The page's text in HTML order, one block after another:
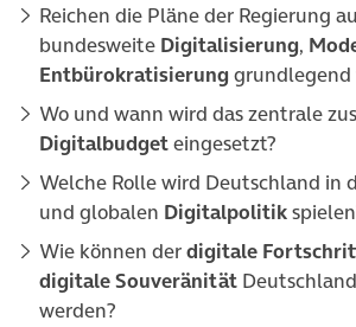
Reichen die Pläne der Regierung
bundesweite Digitalisierung,
Entbürokratisierung grundlegend
Wo und wann wird das zentrale
Digitalbudgeteingesetzt?
Welche Rolle wird Deutschland in
und globalen Digitalpolitik
Wie können derdigitale
digitale Souveränität
werden?